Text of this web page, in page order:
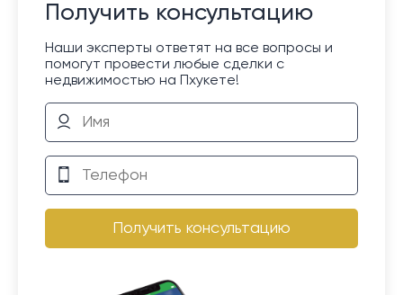
Получить консультацию
Наши эксперты ответят на все вопросы и
помогут провести любые сделки с
недвижимостью на Пхукете!
Получить консультацию